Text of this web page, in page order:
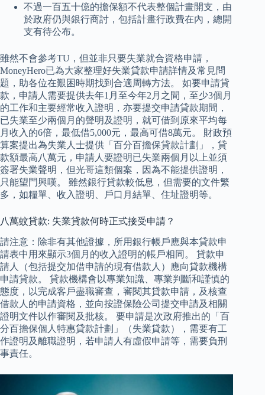
不過一百五十億的擔保額不代表整個計畫開支，由
於政府仍與銀行商討，包括計畫行政費在內，總開
支有待公布。
雖然不會參考TU，但並非只要失業就合資格申請，
MoneyHero已為大家整理好失業貸款申請詳情及常見問
題，助各位在艱困時期找到合適周轉方法。 如要申請貸
款，申請人需要提供去年1月至今年2月之間，至少3個月
的工作和主要經常收入證明，亦要提交申請貸款期間，
已失業至少兩個月的聲明及證明，就可借到原來平均每
月收入的6倍，最低借5,000元，最高可借8萬元。 財政預
算案提出為失業人士提供「百分百擔保貸款計劃」，貸
款額最高八萬元，申請人要證明已失業兩個月以上並須
簽署失業聲明，但光哥這類個案，因為不能提供證明，
只能望門興嘆。 雖然銀行貸款較低息，但需要的文件繁
多，如糧單、收入證明、戶口月結單、住址證明等。
八萬蚊貸款: 失業貸款何時正式接受申請？
請注意：除非有其他證據，所用銀行帳戶應與本貸款申
請表中用來顯示3個月的收入證明的帳戶相同。 貸款申
請人（包括提交加借申請的現有借款人）應向貸款機構
申請貸款。 貸款機構會以專業知識、專業判斷和謹慎的
態度，以完成客戶盡職審查，審閱其貸款申請，及核查
借款人的申請資格，並向按證保險公司提交申請及相關
證明文件以作審閱及批核。 要申請是次政府推出的「百
分百擔保個人特惠貸款計劃」（失業貸款），需要有工
作證明及離職證明，若申請人有虛假申請等，需要負刑
事責任。